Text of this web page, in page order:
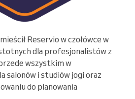
Reservio w czołówce w
dla profesjonalistów z
wszystkim w
salonów i studiów jogi oraz
do planowania